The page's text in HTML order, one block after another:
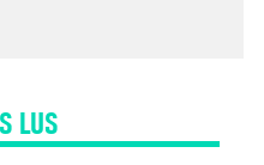
LUS